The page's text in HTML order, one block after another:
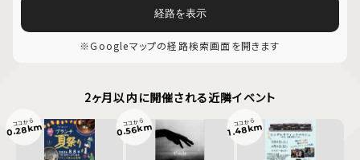
経路を表示
※Googleマップの経路検索画面を開きます
2ヶ月以内に開催される近隣イベント
ココから
0.28km ココから
0.56km ココから
1.48km